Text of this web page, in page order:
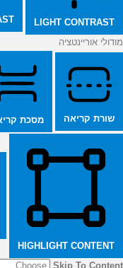
LIGHT CONTRAST
מודולי אוריינטציה
שורת קריאה מסכת
HIGHLIGHT CONTENT
Skip To Content